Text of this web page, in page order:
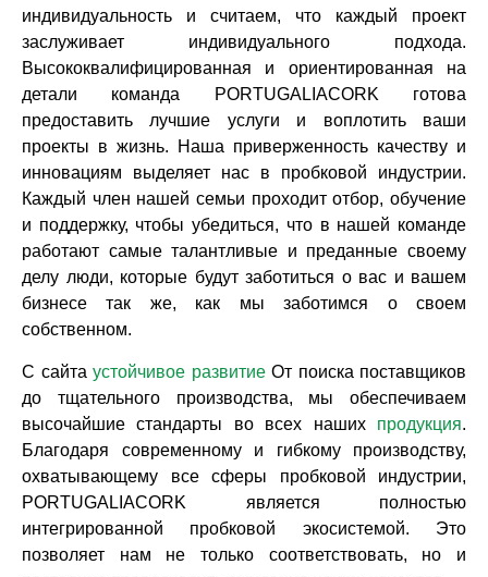
индивидуальность и считаем, что каждый проект
заслуживает индивидуального подхода.
Высококвалифицированная и ориентированная на
детали команда PORTUGALIACORK готова
предоставить лучшие услуги и воплотить ваши
проекты в жизнь. Наша приверженность качеству и
инновациям выделяет нас в пробковой индустрии.
Каждый член нашей семьи проходит отбор, обучение
и поддержку, чтобы убедиться, что в нашей команде
работают самые талантливые и преданные своему
делу люди, которые будут заботиться о вас и вашем
бизнесе так же, как мы заботимся о своем
собственном.
С сайта устойчивое развитиеОт поиска поставщиков
до тщательного производства, мы обеспечиваем
высочайшие стандарты во всех наших продукция.
Благодаря современному и гибкому производству,
охватывающему все сферы пробковой индустрии,
PORTUGALIACORK является полностью
интегрированной пробковой экосистемой. Это
позволяет нам не только соответствовать, но и